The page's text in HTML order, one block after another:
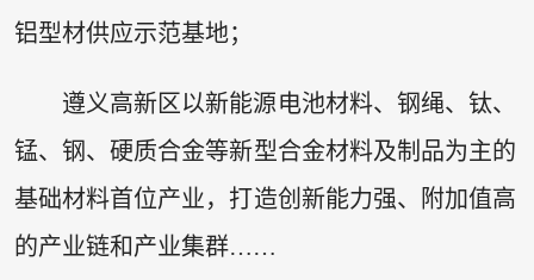
铝型材供应示范基地；
遵义高新区以新能源电池材料、钢绳、钛、
锰、钢、硬质合金等新型合金材料及制品为主的
基础材料首位产业，打造创新能力强、附加值高
的产业链和产业集群……